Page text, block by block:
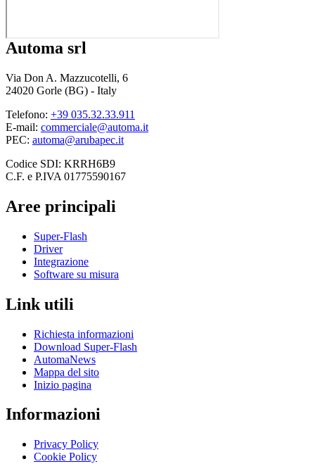
Automa srl
Via Don A. Mazzucotelli, 6
24020 Gorle (BG) - Italy
Telefono: +39 035.32.33.911
E-mail: commerciale@automa.it
PEC: automa@arubapec.it
Codice SDI: KRRH6B9
C.F. e P.IVA 01775590167
Aree principali
Super-Flash
Driver
Integrazione
Software su misura
Link utili
Richiesta informazioni
Download Super-Flash
AutomaNews
Mappa del sito
Inizio pagina
Informazioni
Privacy Policy
Cookie Policy